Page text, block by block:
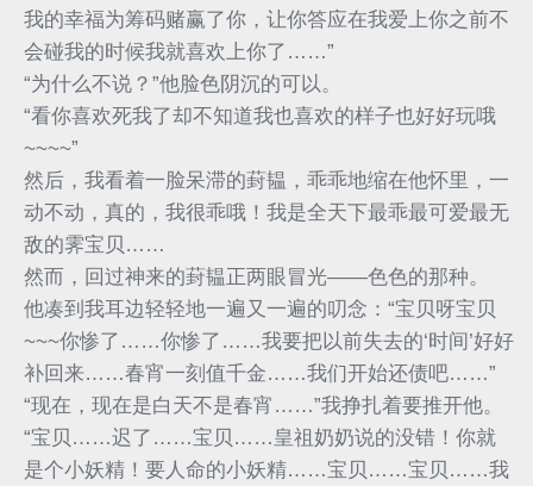
我的幸福为筹码赌赢了你，让你答应在我爱上你之前不
会碰我的时候我就喜欢上你了……”
“为什么不说？”他脸色阴沉的可以。
“看你喜欢死我了却不知道我也喜欢的样子也好好玩哦
~~~~”
然后，我看着一脸呆滞的葑韫，乖乖地缩在他怀里，一
动不动，真的，我很乖哦！我是全天下最乖最可爱最无
敌的霁宝贝……
然而，回过神来的葑韫正两眼冒光——色色的那种。
他凑到我耳边轻轻地一遍又一遍的叨念：“宝贝呀宝贝
~~~你惨了……你惨了……我要把以前失去的‘时间’好好
补回来……春宵一刻值千金……我们开始还债吧……”
“现在，现在是白天不是春宵……”我挣扎着要推开他。
“宝贝……迟了……宝贝……皇祖奶奶说的没错！你就
是个小妖精！要人命的小妖精……宝贝……宝贝……我